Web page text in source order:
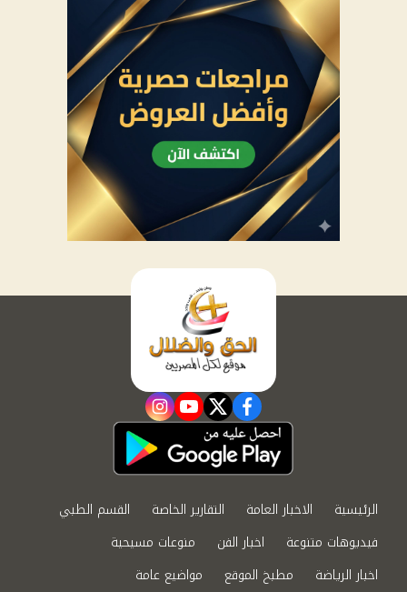
facebook
twitter
youtube
instagram
الرئيسية الاخبار العامة التقارير الخاصة
القسم الطبي
فيديوهات متنوعة
اخبار الفن
منوعات مسيحية
اخبار الرياضة
مطبخ الموقع مواضيع عامة